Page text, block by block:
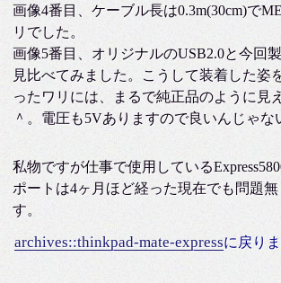
画像4番目、ケーブル長は0.3m(30cm)で
リでした。
画像5番目、オリジナルのUSB2.0と今回
見比べてみました。こうして装着した姿
ったワリには、まるで純正品のように見
＾。電圧も5Vありますので良いんじゃな
私物ですが仕事で使用している
ポートは4ヶ月ほど経った現在でも問題無
す。
archives::thinkpad-mate-expressに戻りま